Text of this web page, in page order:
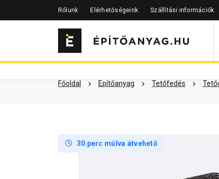
Rólunk Elérhetőségeink Szállítási információk
Főoldal Építőanyag Tetőfedés
Szükséged lehet rá
30 perc múlva átvehető